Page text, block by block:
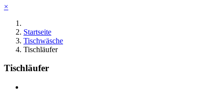
×
Startseite
Tischwäsche
Tischläufer
Tischläufer